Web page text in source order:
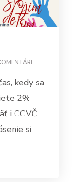
NA
SVOJE
kedy sa
2%
i CCVČ
si